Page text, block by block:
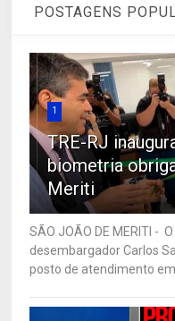
POSTAGENS
1
TRE-RJ
biometria
Meriti
SÃO JOÃO DE MERITI -
desembargador Carlos
posto de atendimento